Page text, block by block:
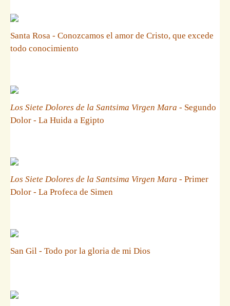
Santa Rosa - Conozcamos el amor de Cristo, que excede
todo conocimiento
Los Siete Dolores de la Santsima Virgen Mara - Segundo
Dolor - La Huida a Egipto
Los Siete Dolores de la Santsima Virgen Mara - Primer
Dolor - La Profeca de Simen
San Gil - Todo por la gloria de mi Dios